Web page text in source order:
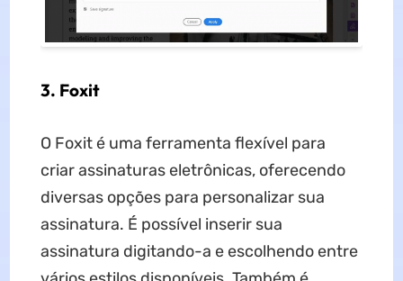
3. Foxit
O Foxit é uma ferramenta flexível para
criar assinaturas eletrônicas, oferecendo
diversas opções para personalizar sua
assinatura. É possível inserir sua
assinatura digitando-a e escolhendo entre